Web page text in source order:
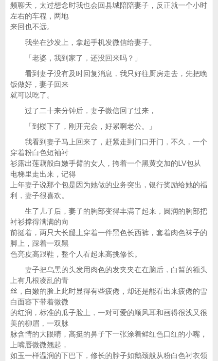
频聊天，太过想念时我也会回县城陪陪妻子，反正就一个小时
左右的车程，两地
来回也不远。
我坐在沙发上，拿起手机发微信给妻子。
「老婆，我到家了，还没回来吗？」
看到妻子没有及时回复消息，我只好往厨房走去，先把晚
饭做好，妻子回来
就可以吃了。
过了二十来分钟后，妻子微信回了过来，
「到楼下了，刚开完会，好累啊老公。」
我看到妻子马上回来了，赶紧走到门口开门，不久，一个
穿着粉白色短袖衬
衫露出莲藕般白嫩手臂的女人，挎着一个黑黄交加的LV包从
电梯里走出来，记得
上年妻子说那个包是因为她做的业务突出，银行奖励给她的福
利，妻子很喜欢。
生了儿子后，妻子的胸部变得丰满了起来，圆润的胸部把
衬衫撑得满满的向
前挺着，两只大长腿上穿着一件黑色长西裤，套着肉色袜子的
脚上，踩着一双黑
色亮皮高跟鞋，整个人看起来高挑修长。
妻子把乌黑的头发用肉色的发夹夹在在脑后，白皙的额头
上有几根凌乱的青
丝，白嫩的脸上此时显得有些疲倦，却还是能看出来疲倦的雪
白面容下带着微微
的红润，标准的瓜子脸上，一对可爱的顺风耳和画得很浅又很
美的柳眉，一双脉
脉含情的大眼睛，高挺的鼻子下一张涂着鲜红色口红的小嘴，
上嘴唇微微翘起，
如玉一样温润的下巴下，修长的脖子如鹅颈般从粉白色衬衣领